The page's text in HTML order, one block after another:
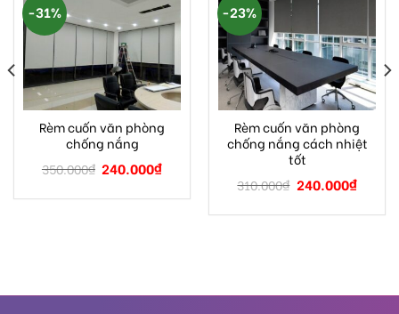
-31%
Rèm cuốn văn phòng
chống nắng
350.000₫ 240.000₫
-23%
Rèm cuốn văn phòng
chống nắng cách nhiệt
tốt
310.000₫ 240.000₫